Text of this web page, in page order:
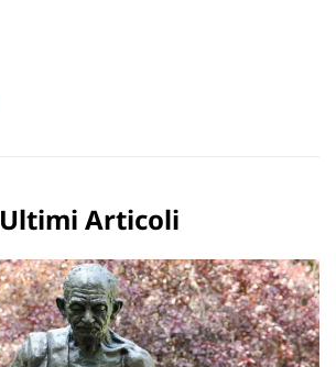
Ultimi Articoli